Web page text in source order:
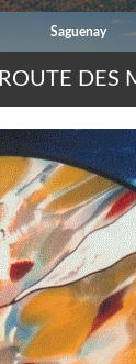
Saguenay
ROUTE DES